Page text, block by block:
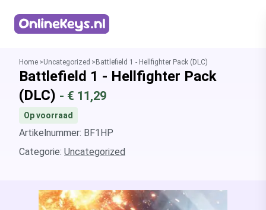
Home Uncategorized Battlefield 1 - Hellfighter Pack (DLC)
Battlefield 1 - Hellfighter Pack
(DLC) - € 11,29
Op voorraad
Artikelnummer: BF1HP
Categorie: Uncategorized